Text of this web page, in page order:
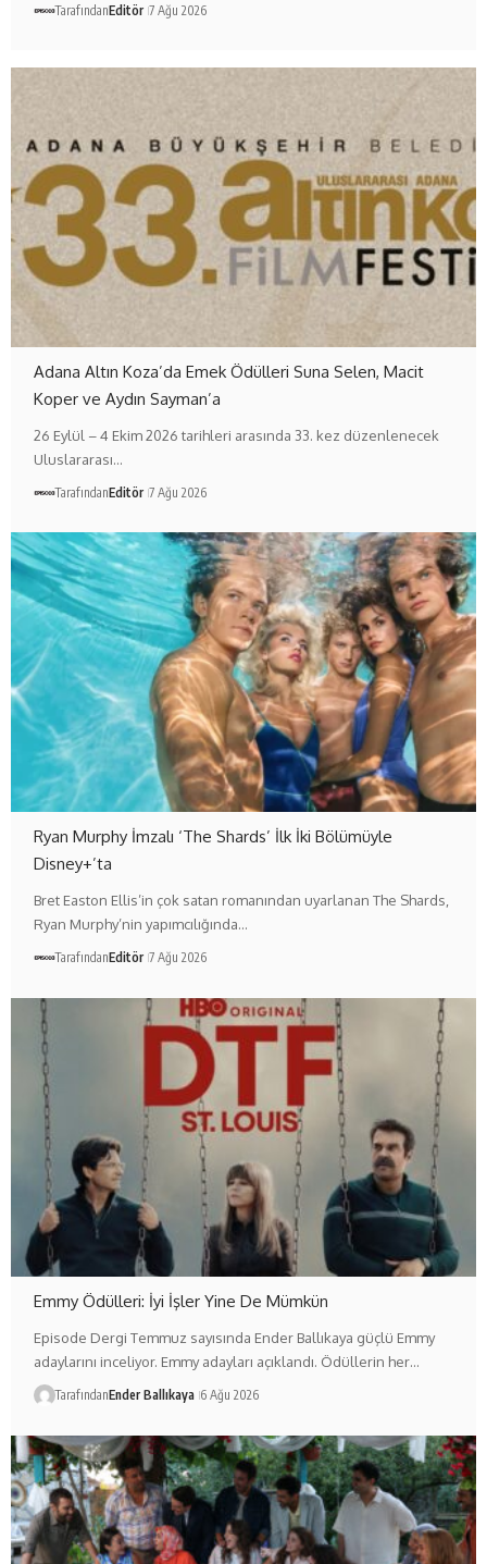
TarafındanEditör 7 Ağu 2026
Adana Altın Koza’da Emek Ödülleri Suna Selen, Macit
Koper ve Aydın Sayman’a
26 Eylül – 4 Ekim 2026 tarihleri arasında 33. kez düzenlenecek
Uluslararası…
TarafındanEditör 7 Ağu 2026
Ryan Murphy İmzalı ‘The Shards’ İlk İki Bölümüyle
Disney+’ta
Bret Easton Ellis’in çok satan romanından uyarlanan The Shards,
Ryan Murphy’nin yapımcılığında…
TarafındanEditör 7 Ağu 2026
Emmy Ödülleri: İyi İşler Yine De Mümkün
Episode Dergi Temmuz sayısında Ender Ballıkaya güçlü Emmy
adaylarını inceliyor. Emmy adayları açıklandı. Ödüllerin her…
TarafındanEnder Ballıkaya 6 Ağu 2026